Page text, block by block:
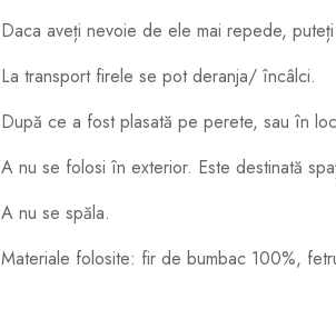
Daca aveți nevoie de ele mai repede,
La transport firele se pot deranja/ încâlci.
După ce a fost plasată pe perete, sau în
A nu se folosi în exterior. Este destinată
A nu se spăla.
Materiale folosite: fir de bumbac 100%,